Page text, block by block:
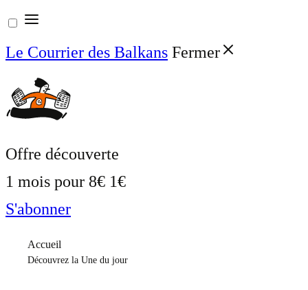
Aller
au
contenu
Le Courrier des Balkans Fermer
Offre découverte
1 mois pour 8€ 1€
S'abonner
Accueil
Découvrez la Une du jour